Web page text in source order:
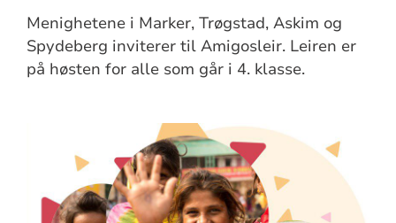
Menighetene i Marker, Trøgstad, Askim og
Spydeberg inviterer til Amigosleir. Leiren er
på høsten for alle som går i 4. klasse.